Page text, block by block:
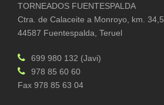
TORNEADOS FUENTESPALDA
Ctra. de Calaceite a Monroyo, km. 34,5
44587 Fuentespalda, Teruel
699 980 132 (Javi)
978 85 60 60
Fax 978 85 63 04